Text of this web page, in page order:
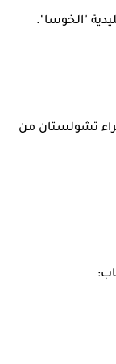
"الخوسا".
تشولستان من